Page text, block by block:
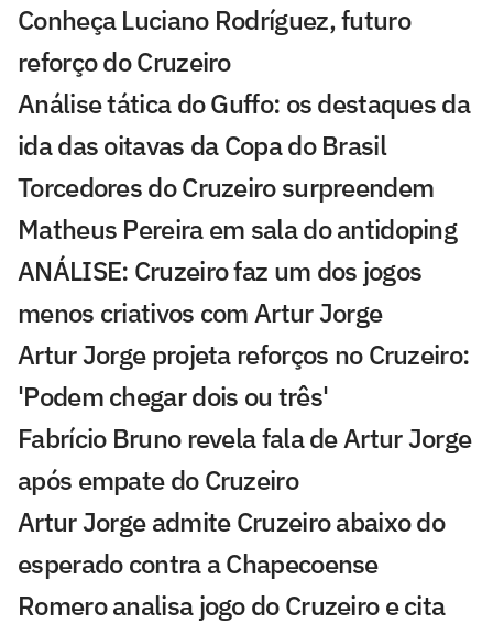
Conheça Luciano Rodríguez, futuro
reforço do Cruzeiro
Análise tática do Guffo: os destaques da
ida das oitavas da Copa do Brasil
Torcedores do Cruzeiro surpreendem
Matheus Pereira em sala do antidoping
ANÁLISE: Cruzeiro faz um dos jogos
menos criativos com Artur Jorge
Artur Jorge projeta reforços no Cruzeiro:
'Podem chegar dois ou três'
Fabrício Bruno revela fala de Artur Jorge
após empate do Cruzeiro
Artur Jorge admite Cruzeiro abaixo do
esperado contra a Chapecoense
Romero analisa jogo do Cruzeiro e cita